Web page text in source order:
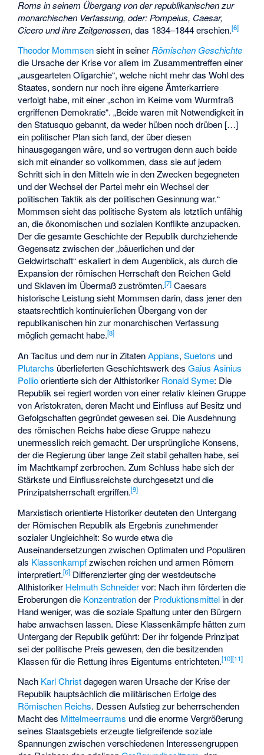
Roms in seinem Übergang von der republikanischen zur
monarchischen Verfassung, oder: Pompeius, Caesar,
Cicero und ihre Zeitgenossen, das 1834–1844 erschien.[6]
Theodor Mommsensieht in seinerRömischen Geschichte
die Ursache der Krise vor allem im Zusammentreffen einer
„ausgearteten Oligarchie“, welche nicht mehr das Wohl des
Staates, sondern nur noch ihre eigene Ämterkarriere
verfolgt habe, mit einer „schon im Keime vom Wurmfraß
ergriffenen Demokratie“. „Beide waren mit Notwendigkeit in
den Statusquo gebannt, da weder hüben noch drüben […]
ein politischer Plan sich fand, der über diesen
hinausgegangen wäre, und so vertrugen denn auch beide
sich mit einander so vollkommen, dass sie auf jedem
Schritt sich in den Mitteln wie in den Zwecken begegneten
und der Wechsel der Partei mehr ein Wechsel der
politischen Taktik als der politischen Gesinnung war.“
Mommsen sieht das politische System als letztlich unfähig
an, die ökonomischen und sozialen Konflikte anzupacken.
Der die gesamte Geschichte der Republik durchziehende
Gegensatz zwischen der „bäuerlichen und der
Geldwirtschaft“ eskaliert in dem Augenblick, als durch die
Expansion der römischen Herrschaft den Reichen Geld
und Sklaven im Übermaß zuströmten.[7] Caesars
historische Leistung sieht Mommsen darin, dass jener den
staatsrechtlich kontinuierlichen Übergang von der
republikanischen hin zur monarchischen Verfassung
möglich gemacht habe.[8]
An Tacitus und dem nur in ZitatenAppians,Suetons und
Plutarchs überlieferten Geschichtswerk desGaius Asinius
Pollioorientierte sich der Althistoriker Ronald Syme: Die
Republik sei regiert worden von einer relativ kleinen Gruppe
von Aristokraten, deren Macht und Einfluss auf Besitz und
Gefolgschaften gegründet gewesen sei. Die Ausdehnung
des römischen Reichs habe diese Gruppe nahezu
unermesslich reich gemacht. Der ursprüngliche Konsens,
der die Regierung über lange Zeit stabil gehalten habe, sei
im Machtkampf zerbrochen. Zum Schluss habe sich der
Stärkste und Einflussreichste durchgesetzt und die
Prinzipatsherrschaft ergriffen.[9]
Marxistisch orientierte Historiker deuteten den Untergang
der Römischen Republik als Ergebnis zunehmender
sozialer Ungleichheit: So wurde etwa die
Auseinandersetzungen zwischen Optimaten und Populären
als Klassenkampfzwischen reichen und armen Römern
interpretiert.[6] Differenzierter ging der westdeutsche
Althistoriker Helmuth Schneidervor: Nach ihm förderten die
Eroberungen die Konzentrationder Produktionsmittel in der
Hand weniger, was die soziale Spaltung unter den Bürgern
habe anwachsen lassen. Diese Klassenkämpfe hätten zum
Untergang der Republik geführt: Der ihr folgende Prinzipat
sei der politische Preis gewesen, den die besitzenden
Klassen für die Rettung ihres Eigentums entrichteten.[10][11]
Nach Karl Christdagegen waren Ursache der Krise der
Republik hauptsächlich die militärischen Erfolge des
Römischen Reichs. Dessen Aufstieg zur beherrschenden
Macht des Mittelmeerraums und die enorme Vergrößerung
seines Staatsgebiets erzeugte tiefgreifende soziale
Spannungen zwischen verschiedenen Interessengruppen